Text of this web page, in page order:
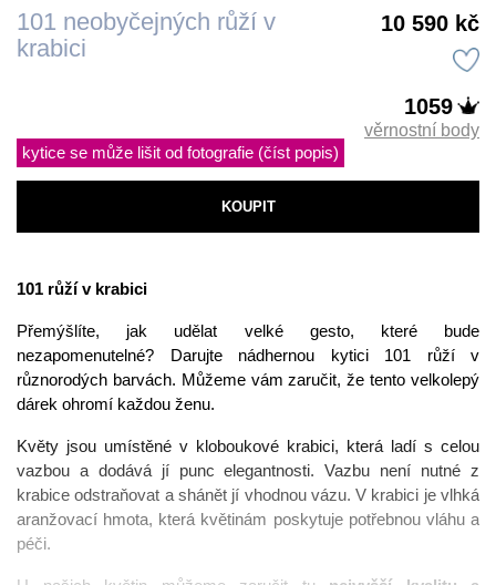
101 neobyčejných růží v
krabici
10 590 kč
1059
věrnostní body
kytice se může lišit od fotografie (číst popis)
KOUPIT
101 růží v krabici
Přemýšlíte, jak udělat velké gesto, které bude
nezapomenutelné? Darujte nádhernou kytici 101 růží v
různorodých barvách. Můžeme vám zaručit, že tento velkolepý
dárek ohromí každou ženu.
Květy jsou umístěné v kloboukové krabici, která ladí s celou
vazbou a dodává jí punc elegantnosti. Vazbu není nutné z
krabice odstraňovat a shánět jí vhodnou vázu. V krabici je vlhká
aranžovací hmota, která květinám poskytuje potřebnou vláhu a
péči.